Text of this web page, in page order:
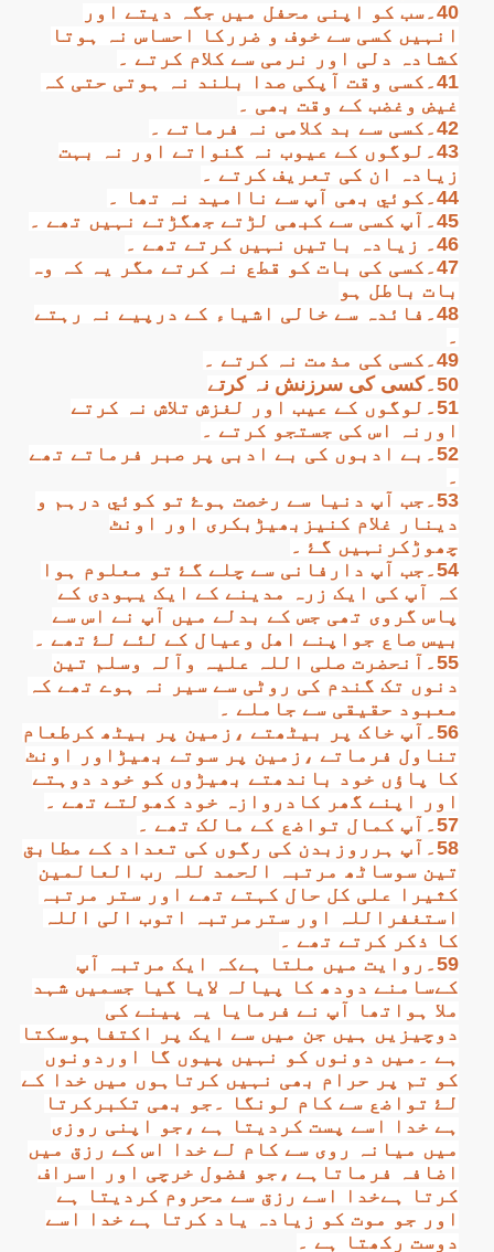
40۔سب کو اپنی محفل میں جگہ دیتے اور
انہیں کسی سے خوف و ضررکا احساس نہ ہوتا
کشادہ دلی اور نرمی سے کلام کرتے ۔
41۔کسی وقت آپکی صدا بلند نہ ہوتی حتی کہ
غیض وغضب کے وقت بھی ۔
42۔کسی سے بد کلامی نہ فرماتے ۔
43۔لوگوں کے عیوب نہ گنواتے اور نہ بہت
زیادہ ان کی تعریف کرتے ۔
44۔کوئي بھی آپ سے ناامید نہ تھا ۔
45۔آپ کسی سے کبھی لڑتے جھگڑتے نہیں تھے ۔
46۔ زیادہ باتیں نہیں کرتے تھے ۔
47۔کسی کی بات کو قطع نہ کرتے مگر یہ کہ وہ
بات باطل ہو
48۔فائدہ سے خالی اشیاء کے درپیے نہ رہتے
۔
49۔کسی کی مذمت نہ کرتے ۔
50۔کسی کی سرزنش نہ کرتے
51۔لوگوں کے عیب اور لغزش تلاش نہ کرتے
اورنہ اس کی جستجو کرتے ۔
52۔بے ادبوں کی بے ادبی پر صبر فرماتے تھے
۔
53۔جب آپ دنیا سے رخصت ہوۓ تو کوئي درہم و
دینار غلام کنیزبھیڑبکری اور اونٹ
چھوڑکرنہیں گۓ ۔
54۔جب آپ دارفانی سے چلے گۓ تو معلوم ہوا
کہ آپ کی ایک زرہ مدینے کے ایک یہودی کے
پاس گروی تھی جس کے بدلے میں آپ نے اس سے
بیس صاع جواپنے اھل وعیال کے لئے لۓ تھے ۔
55۔آنحضرت صلی اللہ علیہ وآلہ وسلم تین
دنوں تک گندم کی روٹی سے سیر نہ ہوے تھے کہ
معبود حقیقی سے جاملے ۔
56۔آپ خاک پر بیٹھتے ،زمین پر بیٹھ کرطعام
تناول فرماتے ،زمین پر سوتے بھیڑاور اونٹ
کا پاؤں خود باندھتے بھیڑوں کو خود دوہتے
اور اپنے گھر کادروازہ خود کھولتے تھے ۔
57۔آپ کمال تواضع کے مالک تھے ۔
58۔آپ ہرروزبدن کی رگوں کی تعداد کے مطابق
تین سوساٹھ مرتبہ الحمد للہ رب العالمین
کثیرا علی کل حال کہتے تھے اور ستر مرتبہ
استغفراللہ اور سترمرتبہ اتوب الی اللہ
کا ذکر کرتے تھے ۔
59۔روایت میں ملتا ہےکہ ایک مرتبہ آپ
کےسامنے دودھ کا پیالہ لایا گيا جسمیں شہد
ملا ہواتھا آپ نے فرمایا یہ پینے کی
دوچیزیں ہیں جن میں سے ایک پر اکتفاہوسکتا
ہے ۔میں دونوں کو نہیں پیوں گا اوردونوں
کو تم پر حرام بھی نہیں کرتاہوں میں خدا کے
لۓ تواضع سے کام لونگا ۔جو بھی تکبرکرتا
ہے خدا اسے پست کردیتا ہے ،جو اپنی روزی
میں میانہ روی سے کام لے خدا اس کے رزق میں
اضافہ فرماتاہے ،جو فضول خرچی اور اسراف
کرتا ہےخدا اسے رزق سے محروم کردیتا ہے
اور جو موت کو زیادہ یاد کرتا ہے خدا اسے
دوست رکھتا ہے ۔